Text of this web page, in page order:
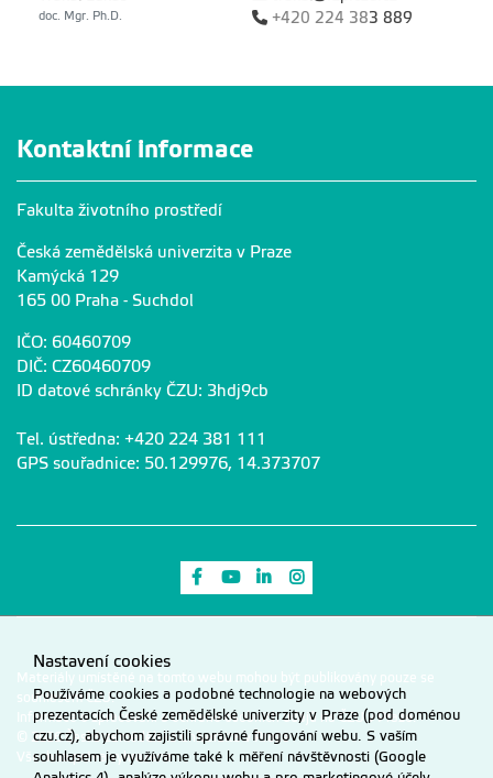
doc. Mgr. Ph.D.
+420 224 383 889
Kontaktní informace
Fakulta životního prostředí
Česká zemědělská univerzita v Praze
Kamýcká 129
165 00 Praha - Suchdol
IČO: 60460709
DIČ: CZ60460709
ID datové schránky ČZU: 3hdj9cb
Tel. ústředna: +420 224 381 111
GPS souřadnice: 50.129976, 14.373707
Odkaz na Facebook
Odkaz na Youtube
Odkaz na LinkedIn
Materiály umístěné na tomto webu mohou být publikovány pouze se
souhlasem ČZU.
Informace o zpracování a ochraně osobních údajů na ČZU v Praze.
© 2026 Česká zemědělská univerzita v Praze
Všechna práva vyhrazena
Nastavení cookies
Používáme cookies a podobné technologie na webových
prezentacích České zemědělské univerzity v Praze (pod doménou
czu.cz), abychom zajistili správné fungování webu. S vaším
souhlasem je využíváme také k měření návštěvnosti (Google